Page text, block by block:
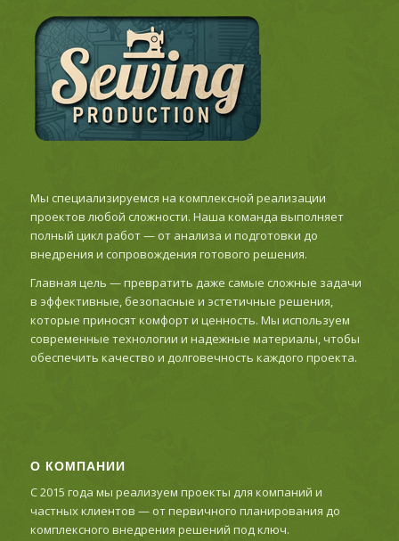
Мы специализируемся на комплексной реализации
проектов любой сложности. Наша команда выполняет
полный цикл работ — от анализа и подготовки до
внедрения и сопровождения готового решения.
Главная цель — превратить даже самые сложные задачи
в эффективные, безопасные и эстетичные решения,
которые приносят комфорт и ценность. Мы используем
современные технологии и надежные материалы, чтобы
обеспечить качество и долговечность каждого проекта.
О КОМПАНИИ
С 2015 года мы реализуем проекты для компаний и
частных клиентов — от первичного планирования до
комплексного внедрения решений под ключ.